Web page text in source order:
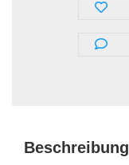
Beschreibung